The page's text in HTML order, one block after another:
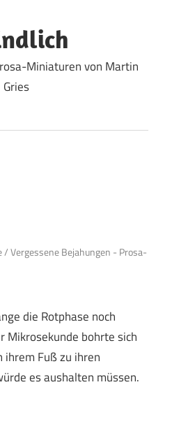
Miniaturen von Martin
Gries
/Vergessene Bejahungen - Prosa-
die Rotphase noch
Mikrosekunde bohrte sich
ihrem Fuß zu ihren
es aushalten müssen.